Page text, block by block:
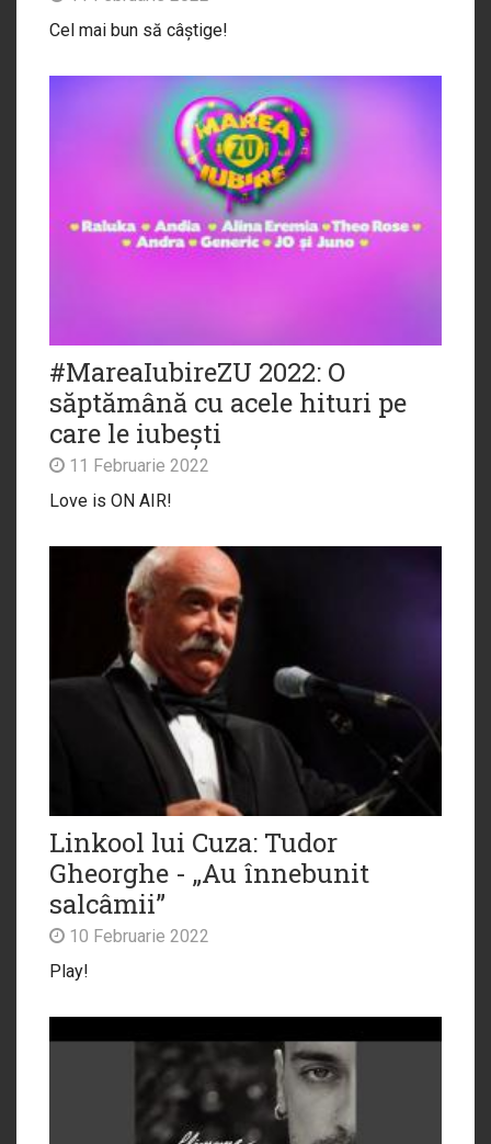
Cel mai bun să câștige!
#MareaIubireZU 2022: O
săptămână cu acele hituri pe
care le iubești
11 Februarie 2022
Love is ON AIR!
Linkool lui Cuza: Tudor
Gheorghe - „Au înnebunit
salcâmii”
10 Februarie 2022
Play!